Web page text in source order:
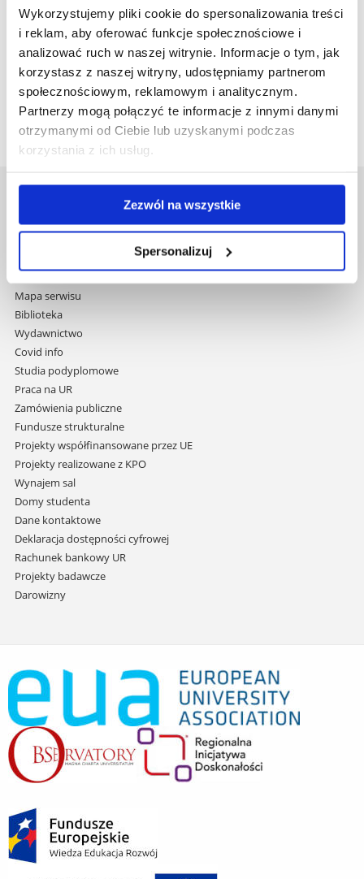
Wykorzystujemy pliki cookie do spersonalizowania treści
i reklam, aby oferować funkcje społecznościowe i
analizować ruch w naszej witrynie. Informacje o tym, jak
korzystasz z naszej witryny, udostępniamy partnerom
społecznościowym, reklamowym i analitycznym.
Partnerzy mogą połączyć te informacje z innymi danymi
otrzymanymi od Ciebie lub uzyskanymi podczas
korzystania z ich usług.
Zezwól na wszystkie
Spersonalizuj
Uniwersytet Rzeszowski
Al. Tadeusza Rejtana 16C
Pomiń
nawigację
i
przejdź
do
treści
Mapa serwisu
Biblioteka
Wydawnictwo
Covid info
Studia podyplomowe
Praca na UR
Zamówienia publiczne
Fundusze strukturalne
Projekty współfinansowane przez UE
Projekty realizowane z KPO
Wynajem sal
Domy studenta
Dane kontaktowe
Deklaracja dostępności cyfrowej
Rachunek bankowy UR
Projekty badawcze
Darowizny